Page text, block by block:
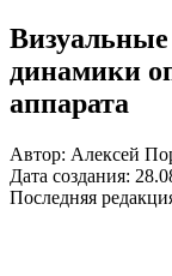
динамики
аппарата
Автор: Алексей
Дата создания:
Последняя